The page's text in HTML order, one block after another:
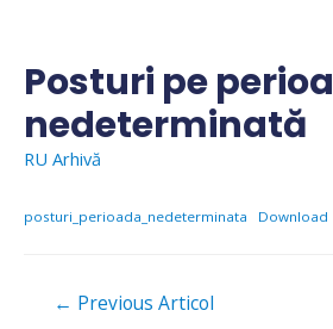
contentPosturi pe
nedeterminată
RU Arhivă
posturi_perioada_nedeterminata Download
Navigare
← Previous Articol